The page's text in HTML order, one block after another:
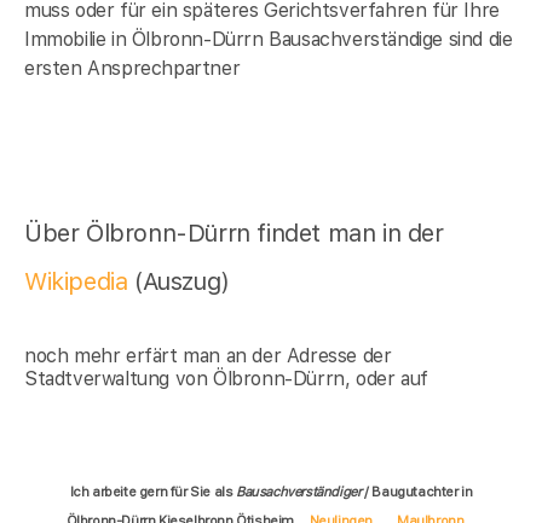
muss oder für ein späteres Gerichtsverfahren für Ihre
Immobilie in Ölbronn-Dürrn Bausachverständige sind die
ersten Ansprechpartner
Über Ölbronn-Dürrn findet man in der
Wikipedia (Auszug)
noch mehr erfärt man an der Adresse der
Stadtverwaltung von Ölbronn-Dürrn, oder auf
Ich arbeite gern für Sie als Bausachverständiger/ Baugutachter in